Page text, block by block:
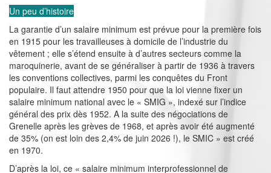
Un peu d’histoire
La garantie d’un salaire minimum est prévue pour la première fois
en 1915 pour les travailleuses à domicile de l’industrie du
vêtement ; elle s’étend ensuite à d’autres secteurs comme la
maroquinerie, avant de se généraliser à partir de 1936 à travers
les conventions collectives, parmi les conquêtes du Front
populaire. Il faut attendre 1950 pour que la loi vienne fixer un
salaire minimum national avec le « SMIG », indexé sur l’indice
général des prix dès 1952. A la suite des négociations de
Grenelle après les grèves de 1968, et après avoir été augmenté
de 35% (on est loin des 2,4% de juin 2026 !), le SMIC » est créé
en 1970.
D’après la loi, ce « salaire minimum interprofessionnel de